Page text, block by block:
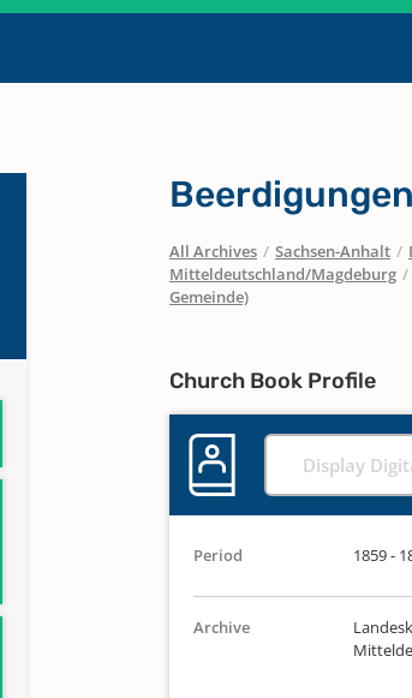
All Archives / Sachsen-Anhalt /
Mitteldeutschland/Magdeburg /
Gemeinde)
Church Book Profile
Display
Period 1859 -
Archive